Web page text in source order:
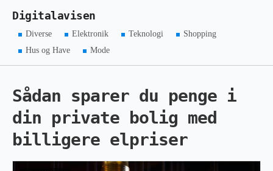
Digitalavisen
Diverse Elektronik Teknologi
Shopping
Hus og Have
Mode
Sådan sparer du penge i
din private bolig med
billigere elpriser